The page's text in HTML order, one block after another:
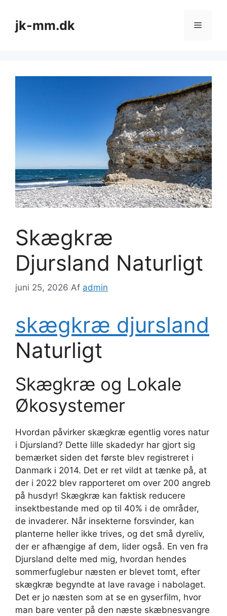
indholdjk-mm.dk Menu
Skægkræ
Djursland Naturligt
juni 25, 2026 Af admin
skægkræ djursland
Naturligt
Skægkræ og Lokale
Økosystemer
Hvordan påvirker skægkræ egentlig vores natur
i Djursland? Dette lille skadedyr har gjort sig
bemærket siden det første blev registreret i
Danmark i 2014. Det er ret vildt at tænke på, at
der i 2022 blev rapporteret om over 200 angreb
på husdyr! Skægkræ kan faktisk reducere
insektbestande med op til 40% i de områder,
de invaderer. Når insekterne forsvinder, kan
planterne heller ikke trives, og det små dyreliv,
der er afhængige af dem, lider også. En ven fra
Djursland delte med mig, hvordan hendes
sommerfuglebur næsten er blevet tomt, efter
skægkræ begyndte at lave ravage i nabolaget.
Det er jo næsten som at se en gyserfilm, hvor
man bare venter på den næste skæbnesvangre